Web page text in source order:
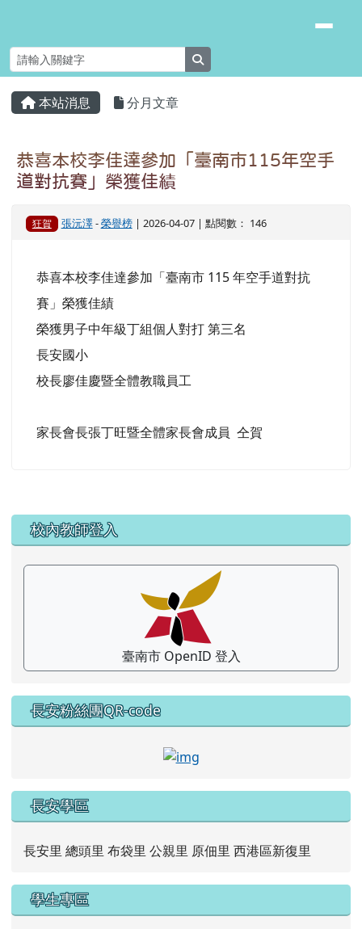
主內容區域
本站消息 分月文章
恭喜本校李佳達參加「臺南市115年空手
道對抗賽」榮獲佳績
狂賀 張沅澤-榮譽榜| 2026-04-07 | 點閱數： 146
恭喜本校李佳達參加「臺南市 115 年空手道對抗
賽」榮獲佳績
榮獲男子中年級丁組個人對打 第三名
長安國小
校長廖佳慶暨全體教職員工
家長會長張丁旺暨全體家長會成員 仝賀
左邊區域內容
校內教師登入
臺南市 OpenID 登入
長安粉絲團QR-code
link to https://
長安學區
長安里 總頭里 布袋里 公親里 原佃里 西港區新復里
學生專區
頁尾區域